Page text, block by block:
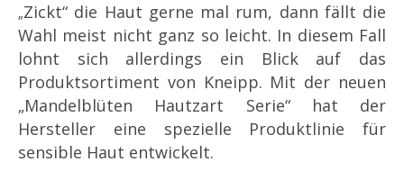
„Zickt“ die Haut gerne mal rum, dann fällt die
Wahl meist nicht ganz so leicht. In diesem Fall
lohnt sich allerdings ein Blick auf das
Produktsortiment von Kneipp. Mit der neuen
„Mandelblüten Hautzart Serie“ hat der
Hersteller eine spezielle Produktlinie für
sensible Haut entwickelt.